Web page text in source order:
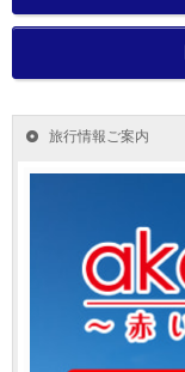
旅行情報ご案内